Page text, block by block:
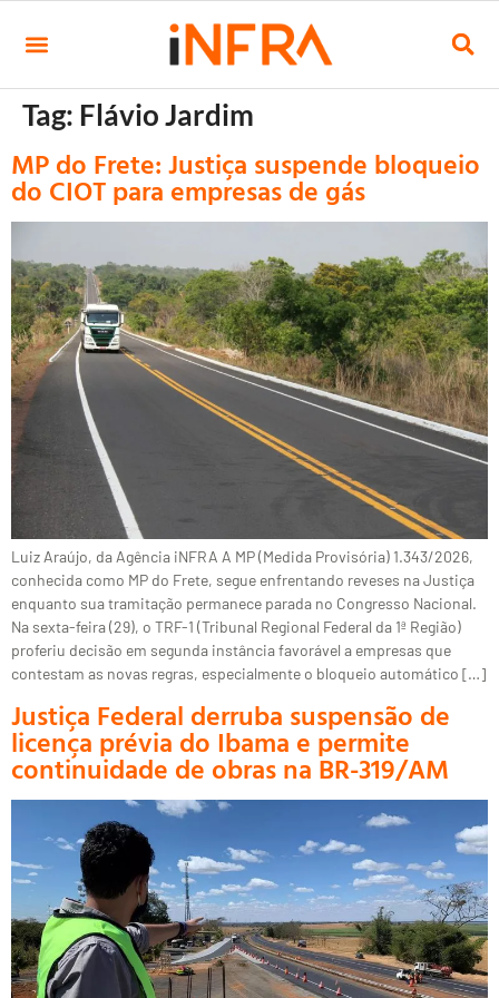
Tag: Flávio Jardim
MP do Frete: Justiça suspende bloqueio
do CIOT para empresas de gás
Luiz Araújo, da Agência iNFRA A MP (Medida Provisória) 1.343/2026,
conhecida como MP do Frete, segue enfrentando reveses na Justiça
enquanto sua tramitação permanece parada no Congresso Nacional.
Na sexta-feira (29), o TRF-1 (Tribunal Regional Federal da 1ª Região)
proferiu decisão em segunda instância favorável a empresas que
contestam as novas regras, especialmente o bloqueio automático […]
Justiça Federal derruba suspensão de
licença prévia do Ibama e permite
continuidade de obras na BR-319/AM